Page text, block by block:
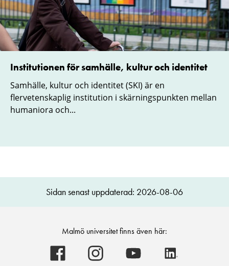
Institutionen för samhälle, kultur och identitet
Samhälle, kultur och identitet (SKI) är en
flervetenskaplig institution i skärningspunkten mellan
humaniora och...
Sidan senast uppdaterad: 2026-08-06
Malmö universitet finns även här:
Malmö
universitet
Malmö
universitet
Malmö
universitet